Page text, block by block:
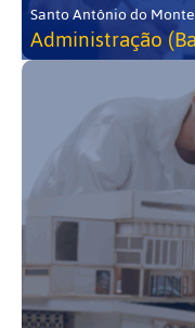
Administração